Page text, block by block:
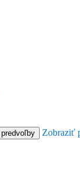
Zobraziť